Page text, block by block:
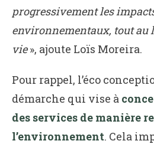
progressivement les
environnementaux, tout au
vie», ajoute Loïs Moreira.
Pour rappel, l’éco
démarche qui vise à
des services de manière
l’environnement. Cela